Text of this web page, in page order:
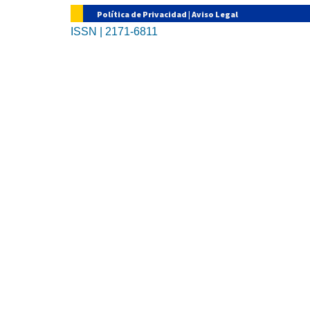
Política de Privacidad | Aviso Legal
ISSN | 2171-6811